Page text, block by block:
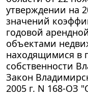
утверждении на
значений
годовой
объектами
находящимися в
собственности
Закон
2005 г. N 168-ОЗ